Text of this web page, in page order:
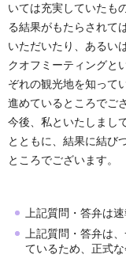
いては充実していたも
る結果がもたらされて
いただいたり、あるい
クオフミーティングと
ぞれの観光地を知って
進めているところでご
今後、私といたしまし
とともに、結果に結び
ところでございます。
上記質問・答弁は速
上記質問・答弁は
ているため、正式